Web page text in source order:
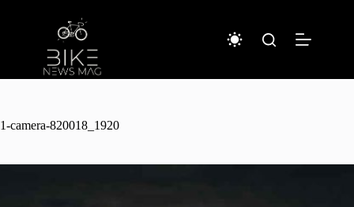
キ
1-camera-820018_1920